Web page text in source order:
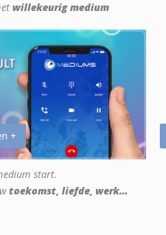
willekeurig medium
+
start.
toekomst, liefde, werk...